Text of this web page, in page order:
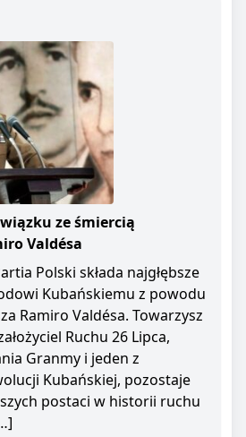
ze śmiercią
Valdésa
Polski składa najgłębsze
Kubańskiemu z powodu
Ramiro Valdésa. Towarzysz
Ruchu 26 Lipca,
Granmy i jeden z
Kubańskiej, pozostaje
postaci w historii ruchu